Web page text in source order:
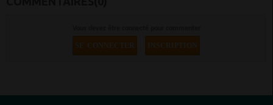
SE CONNECTER INSCRIPTION